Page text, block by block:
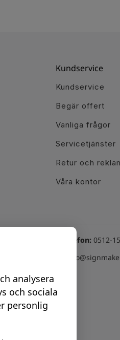
Kundservice
Kundservice
Begär offert
Vanliga frågor
Servicetjänster
Retur och
Våra kontor
Växel telefon: 0512-
analysera
och sociala
personlig